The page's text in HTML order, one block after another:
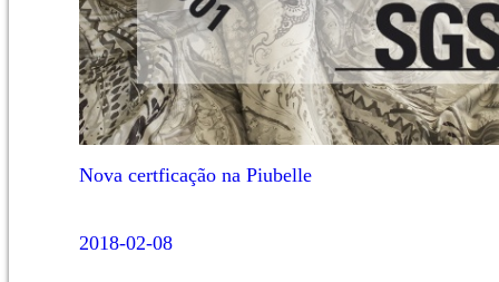
Nova certficação na Piubelle
2018-02-08